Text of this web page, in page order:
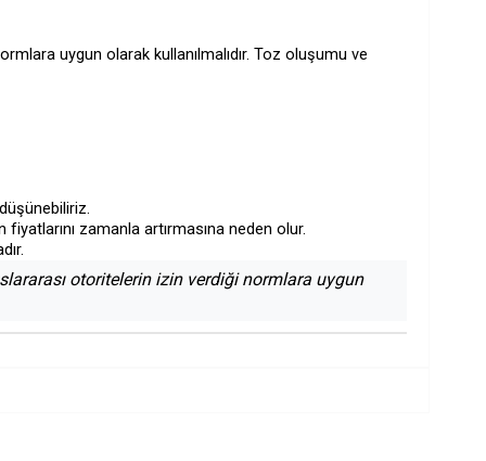
uygun olarak kullanılmalıdır. Toz oluşumu ve
zamanla artırmasına neden olur.
otoritelerin izin verdiği normlara uygun